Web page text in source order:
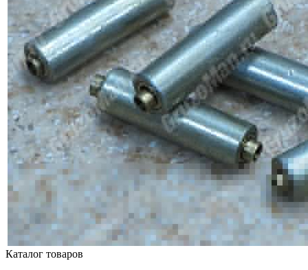
Каталог товаров